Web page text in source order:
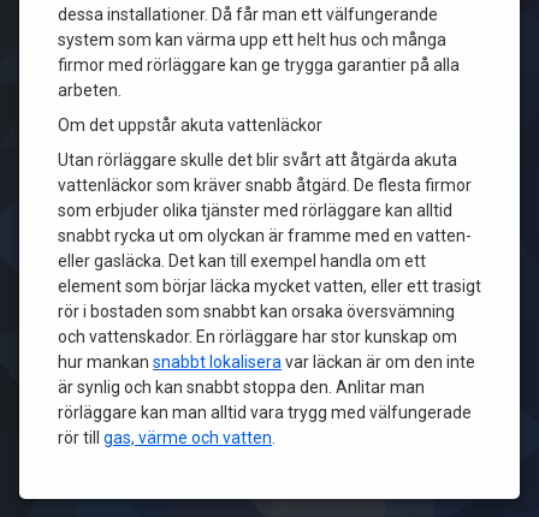
dessa installationer. Då får man ett välfungerande
system som kan värma upp ett helt hus och många
firmor med rörläggare kan ge trygga garantier på alla
arbeten.
Om det uppstår akuta vattenläckor
Utan rörläggare skulle det blir svårt att åtgärda akuta
vattenläckor som kräver snabb åtgärd. De flesta firmor
som erbjuder olika tjänster med rörläggare kan alltid
snabbt rycka ut om olyckan är framme med en vatten-
eller gasläcka. Det kan till exempel handla om ett
element som börjar läcka mycket vatten, eller ett trasigt
rör i bostaden som snabbt kan orsaka översvämning
och vattenskador. En rörläggare har stor kunskap om
hur mankan snabbt lokalisera var läckan är om den inte
är synlig och kan snabbt stoppa den. Anlitar man
rörläggare kan man alltid vara trygg med välfungerade
rör till gas, värme och vatten